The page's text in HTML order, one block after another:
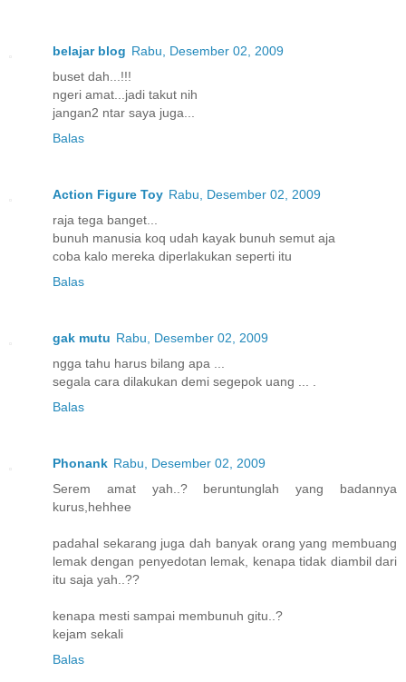
belajar blog Rabu, Desember 02, 2009
buset dah...!!!
ngeri amat...jadi takut nih
jangan2 ntar saya juga...
Balas
Action Figure Toy Rabu, Desember 02, 2009
raja tega banget...
bunuh manusia koq udah kayak bunuh semut aja
coba kalo mereka diperlakukan seperti itu
Balas
gak mutu Rabu, Desember 02, 2009
ngga tahu harus bilang apa ...
segala cara dilakukan demi segepok uang ... .
Balas
Phonank Rabu, Desember 02, 2009
Serem amat yah..? beruntunglah yang badannya
kurus,hehhee
padahal sekarang juga dah banyak orang yang membuang
lemak dengan penyedotan lemak, kenapa tidak diambil dari
itu saja yah..??
kenapa mesti sampai membunuh gitu..?
kejam sekali
Balas